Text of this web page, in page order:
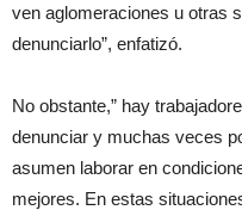
ven aglomeraciones u otras
denunciarlo”, enfatizó.
No obstante,” hay
denunciar y muchas veces
asumen laborar en
mejores. En estas